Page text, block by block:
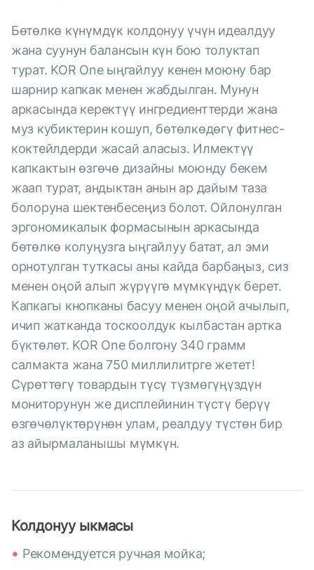
Бөтөлкө күнүмдүк колдонуу үчүн идеалдуу
жана суунун балансын күн бою толуктап
турат. KOR One ыңгайлуу кенен моюну бар
шарнир капкак менен жабдылган. Мунун
аркасында керектүү ингредиенттерди жана
муз кубиктерин кошуп, бөтөлкөдөгү фитнес-
коктейлдерди жасай аласыз. Илмектүү
капкактын өзгөчө дизайны моюнду бекем
жаап турат, андыктан анын ар дайым таза
болоруна шектенбесеңиз болот. Ойлонулган
эргономикалык формасынын аркасында
бөтөлкө колуңузга ыңгайлуу батат, ал эми
орнотулган туткасы аны кайда барбаңыз, сиз
менен оңой алып жүрүүгө мүмкүндүк берет.
Капкагы кнопканы басуу менен оңой ачылып,
ичип жатканда тоскоолдук кылбастан артка
бүктөлөт. KOR One болгону 340 грамм
салмакта жана 750 миллилитрге жетет!
Сүрөттөгү товардын түсү түзмөгүңүздүн
мониторунун же дисплейинин түстү берүү
өзгөчөлүктөрүнөн улам, реалдуу түстөн бир
аз айырмаланышы мүмкүн.
Колдонуу ыкмасы
Рекомендуется ручная мойка;